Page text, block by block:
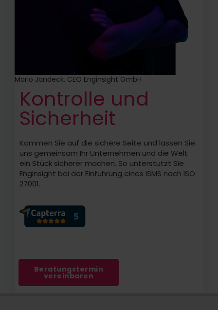
Mario Jandeck, CEO Enginsight GmbH
Kontrolle und
Sicherheit
Kommen Sie auf die sichere Seite und lassen Sie
uns gemeinsam Ihr Unternehmen und die Welt
ein Stück sicherer machen. So unterstützt Sie
Enginsight bei der Einführung eines ISMS nach ISO
27001.
Beratungstermin
vereinbaren